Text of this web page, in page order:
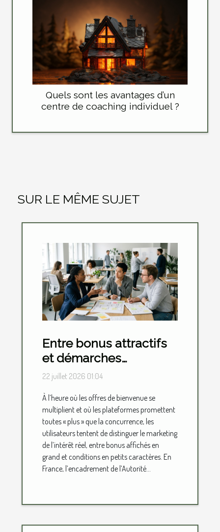
Quels sont les avantages d’un
centre de coaching individuel ?
SUR LE MÊME SUJET
Entre bonus attractifs
et démarches
d’inscription, où se
ajoutée ?
22 juillet 2026 01:04
À l’heure où les offres de bienvenue se
multiplient et où les plateformes promettent
toutes « plus » que la concurrence, les
utilisateurs tentent de distinguer le marketing
de l’intérêt réel, entre bonus affichés en
grand et conditions en petits caractères. En
France, l’encadrement de l’Autorité...